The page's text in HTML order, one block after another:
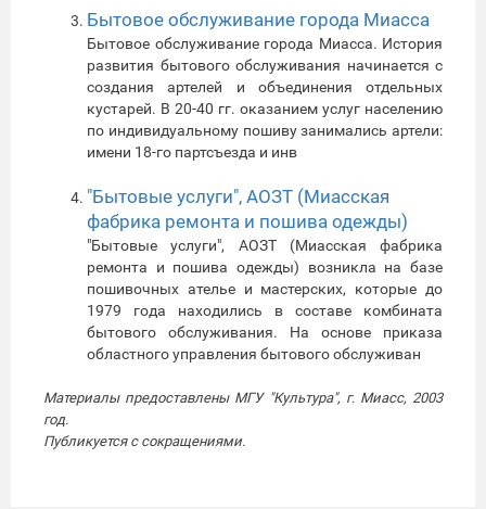
Бытовое обслуживание города Миасса
Бытовое обслуживание города Миасса. История
развития бытового обслуживания начинается с
создания артелей и объединения отдельных
кустарей. В 20-40 гг. оказанием услуг населению
по индивидуальному пошиву занимались артели:
имени 18-го партсъезда и инв
"Бытовые услуги", АОЗТ (Миасская
фабрика ремонта и пошива одежды)
"Бытовые услуги", АОЗТ (Миасская фабрика
ремонта и пошива одежды) возникла на базе
пошивочных ателье и мастерских, которые до
1979 года находились в составе комбината
бытового обслуживания. На основе приказа
областного управления бытового обслуживан
Материалы предоставлены МГУ "Культура", г. Миасс, 2003
год.
Публикуется с сокращениями.